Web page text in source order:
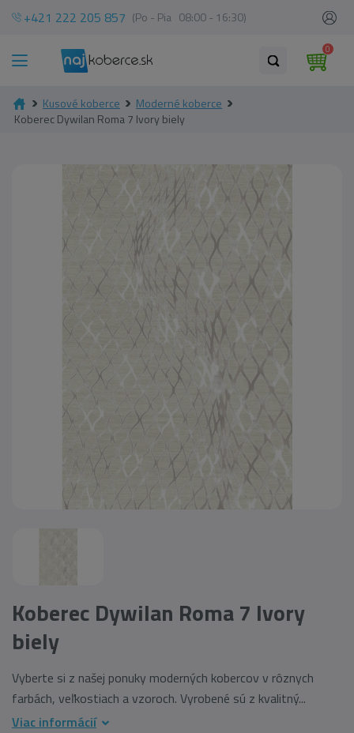
+421 222 205 857 (Po - Pia 08:00 - 16:30)
0
Kusové koberce
Moderné koberce
Koberec Dywilan Roma 7 Ivory biely
Koberec Dywilan Roma 7 Ivory
biely
Vyberte si z našej ponuky moderných kobercov v rôznych
farbách, veľkostiach a vzoroch. Vyrobené sú z kvalitný...
Viac informácií